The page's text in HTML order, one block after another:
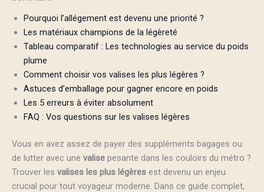
Pourquoi l’allégement est devenu une priorité ?
Les matériaux champions de la légèreté
Tableau comparatif : Les technologies au service du poids
plume
Comment choisir vos valises les plus légères ?
Astuces d’emballage pour gagner encore en poids
Les 5 erreurs à éviter absolument
FAQ : Vos questions sur les valises légères
Vous en avez assez de payer des suppléments bagages ou
de lutter avec une valise pesante dans les couloirs du métro ?
Trouver les valises les plus légères est devenu un enjeu
crucial pour tout voyageur moderne. Dans ce guide complet,